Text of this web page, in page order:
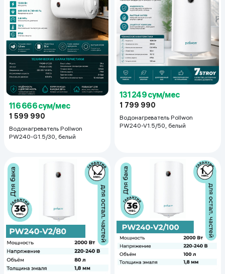
116 666 сум/мес
1 599 990
Водонагреватель Pollwon
PW240-G1.5/30, белый
131 249 сум/мес
1 799 990
Водонагреватель Pollwon
PW240-V1.5/50, белый